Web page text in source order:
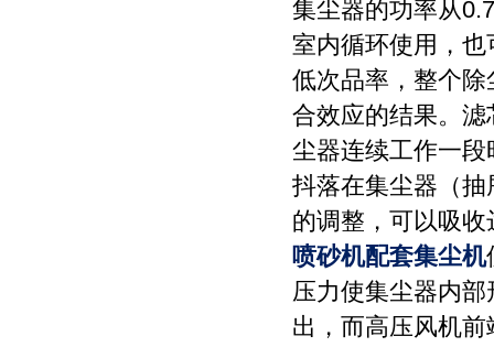
集尘器的功率从
室内循环使用，
低次品率，整个
合效应的结果。
尘器连续工作一
抖落在集尘器（
的调整，可以吸
喷砂机配套集尘机
压力使集尘器内
出，而高压风机